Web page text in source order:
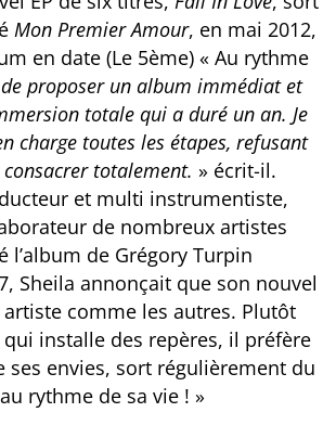
Mon Premier Amour, en mai 2012,
en date (Le 5ème) « Au rythme
de proposer un album immédiat et
totale qui a duré un an. Je
charge toutes les étapes, refusant
totalement. » écrit-il.
et multi instrumentiste,
de nombreux artistes
l’album de Grégory Turpin
Sheila annonçait que son nouvel
comme les autres. Plutôt
installe des repères, il préfère
envies, sort régulièrement du
rythme de sa vie ! »